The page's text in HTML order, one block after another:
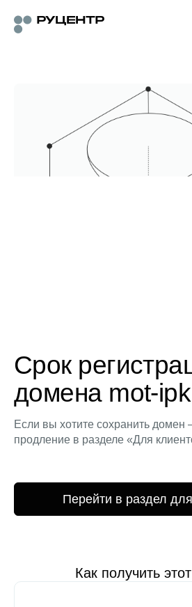
Срок
домена mot-
Если вы хотите сохранить домен
продление в разделе «Для
Перейти в раздел
Как получить